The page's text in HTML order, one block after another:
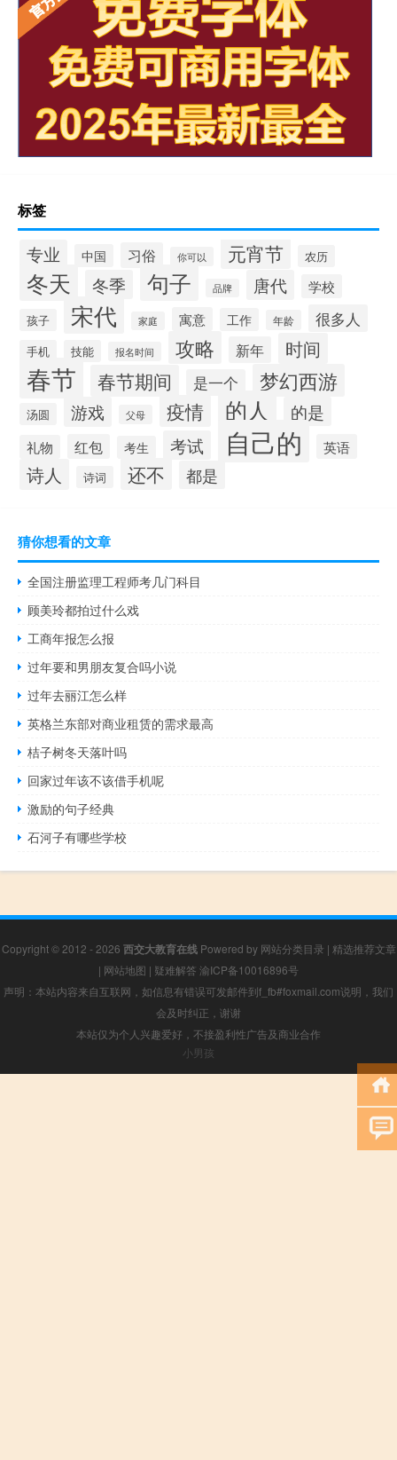
标签
专业 中国 习俗 你可以 元宵节 农历
冬天 冬季 句子 品牌 唐代 学校
孩子 宋代 家庭 寓意 工作 年龄 很多人
手机 技能 报名时间 攻略 新年 时间
春节 春节期间 是一个 梦幻西游
汤圆 游戏 父母 疫情 的人 的是
礼物 红包 考生 考试 自己的 英语
诗人 诗词 还不 都是
猜你想看的文章
全国注册监理工程师考几门科目
顾美玲都拍过什么戏
工商年报怎么报
过年要和男朋友复合吗小说
过年去丽江怎么样
英格兰东部对商业租赁的需求最高
桔子树冬天落叶吗
回家过年该不该借手机呢
激励的句子经典
石河子有哪些学校
Copyright © 2012 - 2026 西交大教育在线Powered by 网站分类目录 | 精选推荐文章
| 网站地图 | 疑难解答 渝ICP备10016896号
声明：本站内容来自互联网，如信息有错误可发邮件到f_fb#foxmail.com说明，我们
会及时纠正，谢谢
本站仅为个人兴趣爱好，不接盈利性广告及商业合作
小男孩